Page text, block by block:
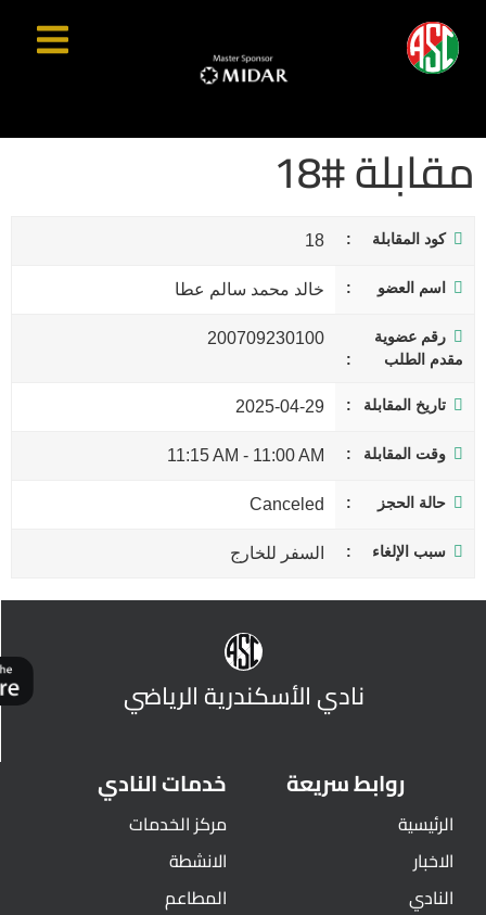
مقابلة #18
كود المقابلة 18
اسم العضو خالد محمد سالم عطا
رقم عضوية
مقدم الطلب
200709230100
تاريخ المقابلة 2025-04-29
وقت المقابلة 11:00 AM
-
11:15 AM
حالة الحجز Canceled
سبب الإلغاء السفر للخارج
نادي الأسكندرية الرياضي
روابط سريعة
الرئيسية
الاخبار
النادي
خدمات النادي
مركز الخدمات
الانشطة
المطاعم